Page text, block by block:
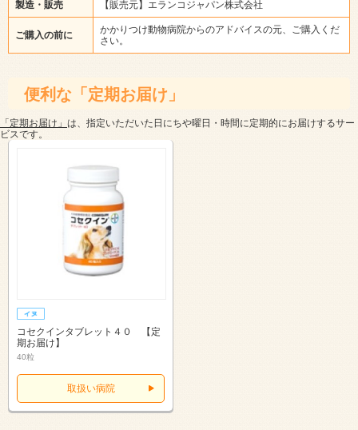
製造・販売 【販売元】エランコジャパン株式会社
ご購入の前に
かかりつけ動物病院からのアドバイスの元、ご購入くだ
さい。
便利な「定期お届け」
「定期お届け」 は、指定いただいた日にちや曜日・時間に定期的にお届けするサー
ビスです。
コセクインタブレット４０ 【定
期お届け】
40粒
取扱い病院